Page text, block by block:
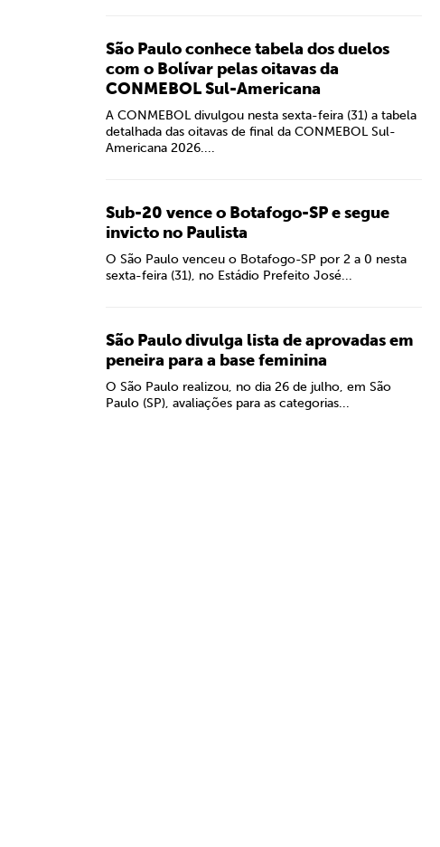
São Paulo conhece tabela dos duelos
com o Bolívar pelas oitavas da
CONMEBOL Sul-Americana
A CONMEBOL divulgou nesta sexta-feira (31) a tabela
detalhada das oitavas de final da CONMEBOL Sul-
Americana 2026....
Sub-20 vence o Botafogo-SP e segue
invicto no Paulista
O São Paulo venceu o Botafogo-SP por 2 a 0 nesta
sexta-feira (31), no Estádio Prefeito José...
São Paulo divulga lista de aprovadas em
peneira para a base feminina
O São Paulo realizou, no dia 26 de julho, em São
Paulo (SP), avaliações para as categorias...